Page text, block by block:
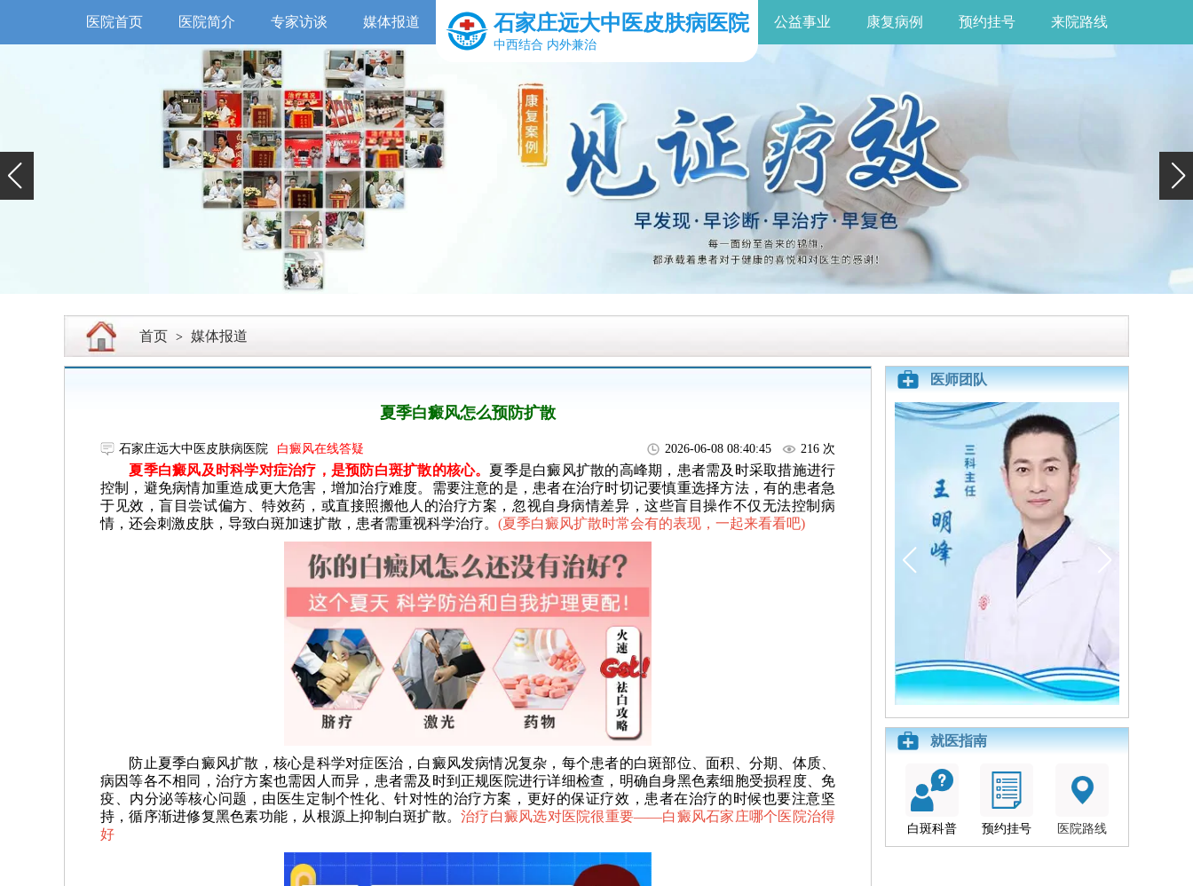
医院首页 医院简介 专家访谈 媒体报道 石家庄远大中医皮肤病医院
中西结合 内外兼治
公益事业 康复病例 预约挂号 来院路线
首页 > 媒体报道
夏季白癜风怎么预防扩散
石家庄远大中医皮肤病医院 白癜风在线答疑 2026-06-08 08:40:45 216 次
夏季白癜风及时科学对症治疗，是预防白斑扩散的核心。 夏季是白癜风扩散的高峰期，患者需及时采取措施进行
控制，避免病情加重造成更大危害，增加治疗难度。需要注意的是，患者在治疗时切记要慎重选择方法，有的患者急
于见效，盲目尝试偏方、特效药，或直接照搬他人的治疗方案，忽视自身病情差异，这些盲目操作不仅无法控制病
情，还会刺激皮肤，导致白斑加速扩散，患者需重视科学治疗。 (夏季白癜风扩散时常会有的表现，一起来看看吧)
防止夏季白癜风扩散，核心是科学对症医治，白癜风发病情况复杂，每个患者的白斑部位、面积、分期、体质、
病因等各不相同，治疗方案也需因人而异，患者需及时到正规医院进行详细检查，明确自身黑色素细胞受损程度、免
疫、内分泌等核心问题，由医生定制个性化、针对性的治疗方案，更好的保证疗效，患者在治疗的时候也要注意坚
持，循序渐进修复黑色素功能，从根源上抑制白斑扩散。治疗白癜风选对医院很重要——白癜风石家庄哪个医院治得
好
医师团队
就医指南
白斑科普 预约挂号 医院路线